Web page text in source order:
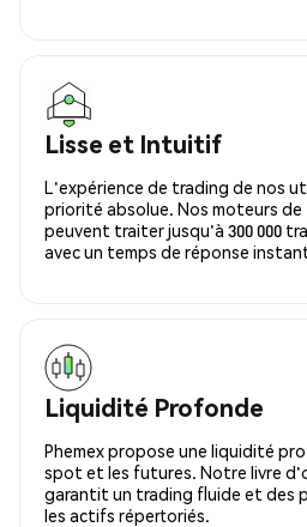
Lisse et Intuitif
L'expérience de trading de nos
priorité absolue. Nos moteurs de
peuvent traiter jusqu'à 300 000
avec un temps de réponse
Liquidité Profonde
Phemex propose une liquidité
spot et les futures. Notre livre
garantit un trading fluide et des
les actifs répertoriés.